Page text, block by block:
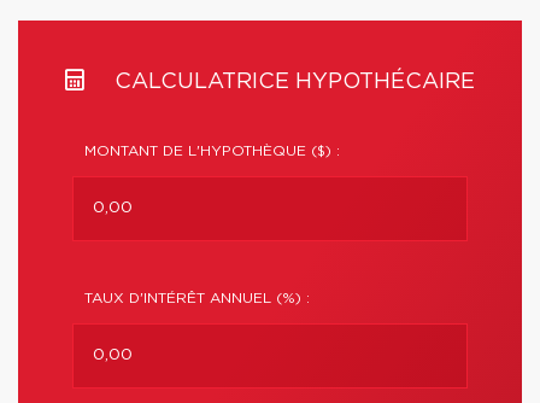
CALCULATRICE HYPOTHÉCAIRE
MONTANT DE L'HYPOTHÈQUE ($) :
TAUX D'INTÉRÊT ANNUEL (%) :